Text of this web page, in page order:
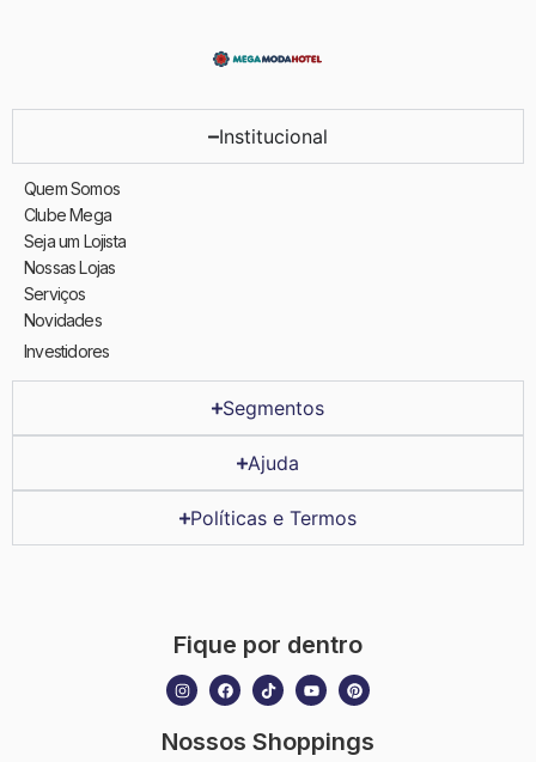
Institucional
Quem Somos
Clube Mega
Seja um Lojista
Nossas Lojas
Serviços
Novidades
Investidores
Segmentos
Ajuda
Políticas e Termos
Fique por dentro
Nossos Shoppings